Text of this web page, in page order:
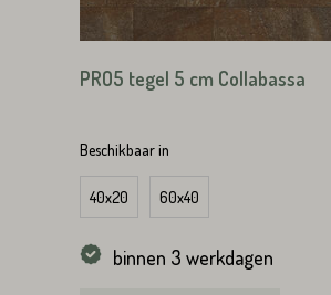
PRO5 tegel 5 cm Collabassa
Beschikbaar in
40x20 60x40
binnen 3 werkdagen